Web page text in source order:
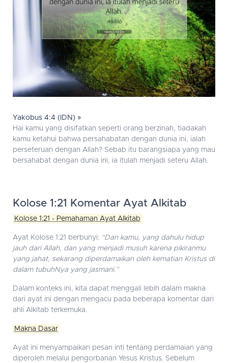
Yakobus 4:4 (IDN) »
Hai kamu yang disifatkan seperti orang berzinah, tiadakah
kamu ketahui bahwa persahabatan dengan dunia ini, ialah
perseteruan dengan Allah? Sebab itu barangsiapa yang mau
bersahabat dengan dunia ini, ia itulah menjadi seteru Allah.
Kolose 1:21 Komentar Ayat Alkitab
Kolose 1:21 - Pemahaman Ayat Alkitab
Ayat Kolose 1:21 berbunyi: “Dan kamu, yang dahulu hidup
jauh dari Allah, dan yang menjadi musuh karena pikiranmu
yang jahat, sekarang diperdamaikan oleh kematian Kristus di
dalam tubuhNya yang jasmani.”
Dalam konteks ini, kita dapat menggali lebih dalam makna
dari ayat ini dengan mengacu pada beberapa komentar dari
ahli Alkitab terkemuka.
Makna Dasar
Ayat ini menyampaikan pesan inti tentang perdamaian yang
diperoleh melalui pengorbanan Yesus Kristus. Sebelum